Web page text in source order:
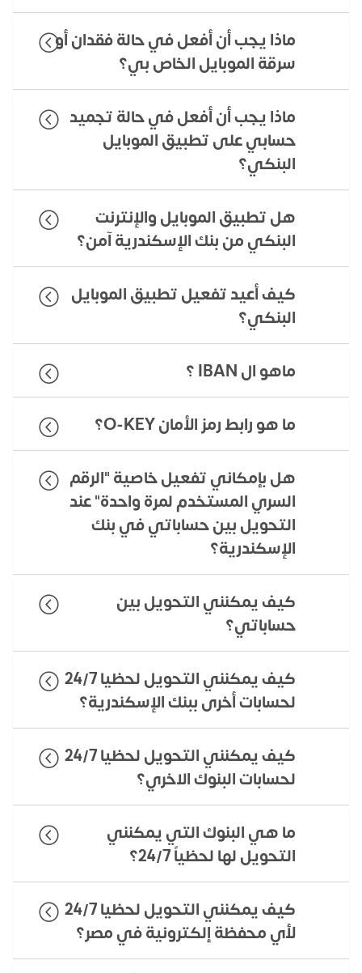
ماذا يجب أن أفعل في حالة فقدان أو
سرقة الموبايل الخاص بي؟
ماذا يجب أن أفعل في حالة تجميد
حسابي على تطبيق الموبايل
البنكي؟
هل تطبيق الموبايل والإنترنت
البنكي من بنك الإسكندرية آمن؟
كيف أعيد تفعيل تطبيق الموبايل
البنكي؟
ماهو ال IBAN ؟
ما هو رابط رمز الأمان O-KEY؟
هل بإمكاني تفعيل خاصية "الرقم
السري المستخدم لمرة واحدة" عند
التحويل بين حساباتي في بنك
الإسكندرية؟
كيف يمكنني التحويل بين
حساباتي؟
كيف يمكنني التحويل لحظيا 24/7
لحسابات أخرى ببنك الإسكندرية؟
كيف يمكنني التحويل لحظيا 24/7
لحسابات البنوك الاخري؟
ما هي البنوك التي يمكنني
التحويل لها لحظياً 24/7؟
كيف يمكنني التحويل لحظيا 24/7
لأي محفظة إلكترونية في مصر؟